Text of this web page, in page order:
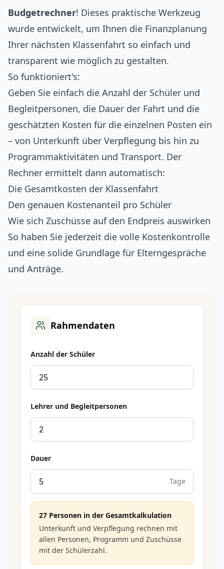
Budgetrechner! Dieses praktische Werkzeug
wurde entwickelt, um Ihnen die Finanzplanung
Ihrer nächsten Klassenfahrt so einfach und
transparent wie möglich zu gestalten.
So funktioniert's:
Geben Sie einfach die Anzahl der Schüler und
Begleitpersonen, die Dauer der Fahrt und die
geschätzten Kosten für die einzelnen Posten ein
– von Unterkunft über Verpflegung bis hin zu
Programmaktivitäten und Transport. Der
Rechner ermittelt dann automatisch:
Die Gesamtkosten der Klassenfahrt
Den genauen Kostenanteil pro Schüler
Wie sich Zuschüsse auf den Endpreis auswirken
So haben Sie jederzeit die volle Kostenkontrolle
und eine solide Grundlage für Elterngespräche
und Anträge.
Rahmendaten
Anzahl der Schüler
Lehrer und Begleitpersonen
Dauer
Tage
27 Personen in der Gesamtkalkulation
Unterkunft und Verpflegung rechnen mit
allen Personen, Programm und Zuschüsse
mit der Schülerzahl.